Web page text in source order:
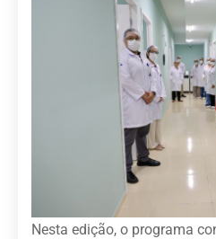
Nesta edição, o programa